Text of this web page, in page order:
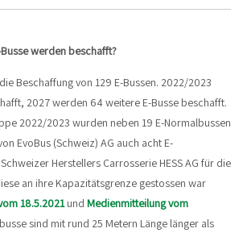
werden beschafft?
Beschaffung von 129 E-Bussen. 2022/2023
2027 werden 64 weitere E-Busse beschafft.
2022/2023 wurden neben 19 E-Normalbussen
EvoBus (Schweiz) AG auch acht E-
Herstellers Carrosserie HESS AG für die
an ihre Kapazitätsgrenze gestossen war
18.5.2021und Medienmitteilung vom
sind mit rund 25 Metern Länge länger als